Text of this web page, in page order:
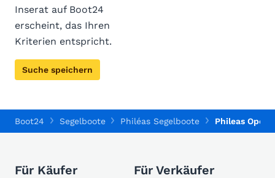
Inserat auf Boot24
erscheint, das Ihren
Kriterien entspricht.
Suche speichern
Boot24 Segelboote Philéas Segelboote Phileas Open
Für Käufer Für Verkäufer